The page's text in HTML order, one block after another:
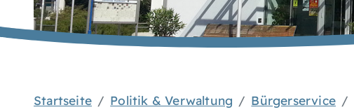
Startseite Politik & Verwaltung Bürgerservice